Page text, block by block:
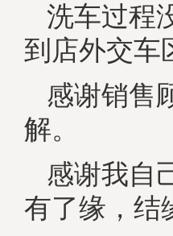
洗车过程
到店外交车
感谢销售
解。
感谢我自
有了缘，结